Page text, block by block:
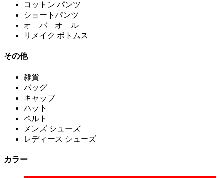
コットン パンツ
ショートパンツ
オーバーオール
リメイク ボトムス
その他
雑貨
バッグ
キャップ
ハット
ベルト
メンズ シューズ
レディース シューズ
カラー